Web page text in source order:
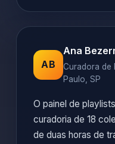
AB
Ana
Curadora de
Paulo, SP
O painel de
curadoria de 18
de duas horas de